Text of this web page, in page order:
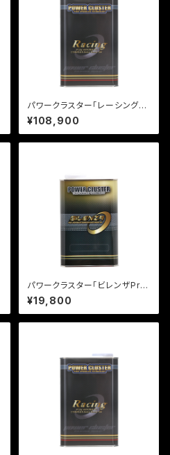
パワークラスター「レーシング」2
0L
¥108,900
パワークラスター「ビレンザPro
漆黒」4L
¥19,800